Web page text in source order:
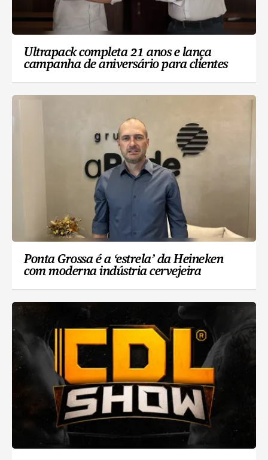
Ultrapack completa 21 anos e lança
campanha de aniversário para clientes
Ponta Grossa é a ‘estrela’ da Heineken
com moderna indústria cervejeira